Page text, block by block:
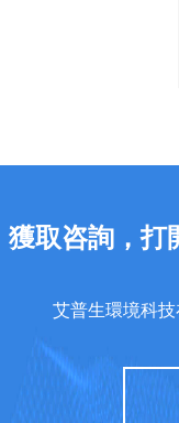
何
裝
能
現
能
效
獲取咨詢，打
艾普生環境科